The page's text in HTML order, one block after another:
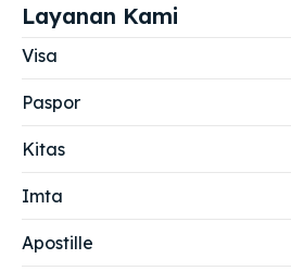
Layanan Kami
Visa
Paspor
Kitas
Imta
Apostille